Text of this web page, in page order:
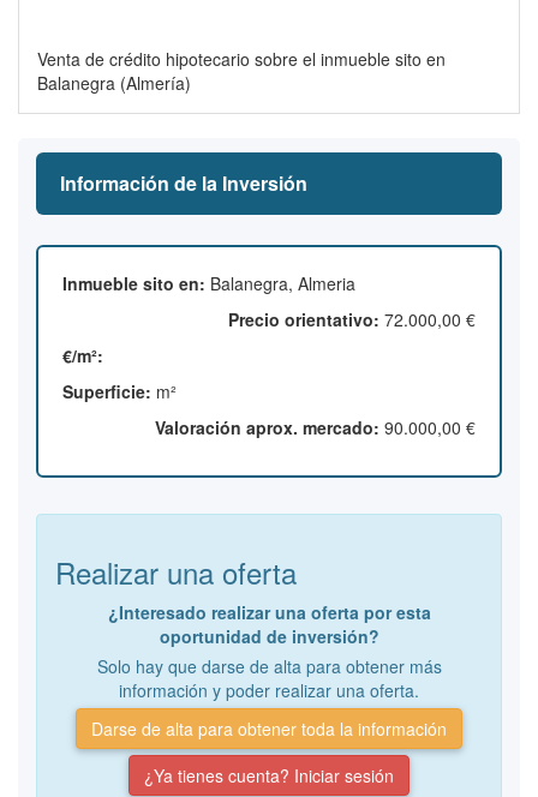
Venta de crédito hipotecario sobre el inmueble sito en
Balanegra (Almería)
Información de la Inversión
Inmueble sito en: Balanegra, Almeria
Precio orientativo: 72.000,00 €
€/m²:
Superficie: m²
Valoración aprox. mercado: 90.000,00 €
Realizar una oferta
¿Interesado realizar una oferta por esta
oportunidad de inversión?
Solo hay que darse de alta para obtener más
información y poder realizar una oferta.
Darse de alta para obtener toda la información
¿Ya tienes cuenta? Iniciar sesión